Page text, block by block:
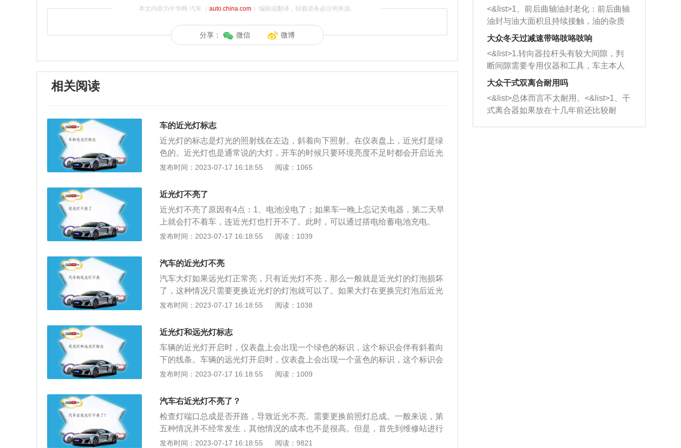
本文内容为中华网·汽车（ auto.china.com）编辑或翻译，转载请务必注明来源。
分享： 微信 微博
相关阅读
车的近光灯标志
近光灯的标志是灯光的照射线在左边，斜着向下照射。在仪表盘上，近光灯是绿
色的。近光灯也是通常说的大灯，开车的时候只要环境亮度不足时都会开启近光
灯。现在车辆灯光开关基本都是拨杆式开关和旋钮式开关，其中以拨杆式为主，
是如此，顺时针旋转到近光灯挡位上，近光灯即可点亮。汽车近光灯开启的条件
动车会车时应当使用近光灯。2、机动车在夜间没有路灯、照明不良或者遇有
雾、雨、雪、沙尘、冰雹等低能见度情况下行驶时，应当开启前照灯、示廓灯和
后位灯，但同方向行驶的后车与前车近距离行驶时，不得使用远光灯。机动车雾
强烈，而且直接照射对向车辆，使得对方驾驶员无法看清前方路面，很容易发生
交通事故。使用近光灯可以避免这种情况，要主动使用近光灯。
发布时间：2023-07-17 16:18:55 阅读：1065
近光灯不亮了
近光灯不亮了原因有4点：1、电池没电了；如果车一晚上忘记关电器，第二天早
上就会打不着车，连近光灯也打开不了。此时，可以通过搭电给蓄电池充电。
2、灯泡损坏；如果汽车大灯远光灯正常亮，只有近光灯不亮，那么一般就是近
换完灯泡后近光灯还是不亮，就需要找专业人士来检查和维修了。3、保险丝熔
找到，把熔断得保险丝更换掉即可。4、近光控制电路有故障；有可能是车灯控
制开关有问题，这种情况需要到修理店进行检修。
发布时间：2023-07-17 16:18:55 阅读：1039
汽车的近光灯不亮
汽车大灯如果远光灯正常亮，只有近光灯不亮，那么一般就是近光灯的灯泡损坏
了，这种情况只需要更换近光灯的灯泡就可以了。如果大灯在更换完灯泡后近光
灯还是不亮，就需要找专业人士来检查和维修了。汽车大灯近光灯不亮的原因有
控制系统故障等，具体原因还要到修理厂或者4s店请专业人士进行检查。汽车大
灯中的近光灯是我们在夜间行车使用的最多的，一般来说，如果车辆在城市中行
驶，车流量比较多，那么只需要开近光灯就可以了。开启近光灯既可以照亮前方
道路，也可以提到警示的作用，它不会影响对向车辆驾驶员的视线，所以比较安
全。如果车辆在高速公路或者车流量比较小、没有路灯的郊外行驶，那么可以使
过没有红绿灯的路口时最好通过变光来提示两侧车辆，提高用车的安全性。
发布时间：2023-07-17 16:18:55 阅读：1038
近光灯和远光灯标志
车辆的近光灯开启时，仪表盘上会出现一个绿色的标识，这个标识会伴有斜着向
下的线条。车辆的远光灯开启时，仪表盘上会出现一个蓝色的标识，这个标识会
伴有横着的线条。车辆的近光灯与远光灯需要按照交通情况正确使用，在夜间行
远光灯。如果遇到转弯路段，或没有路灯的十字路口，需闪烁使用远近光灯，提
车距离150米以内，更换使用近光灯。
发布时间：2023-07-17 16:18:55 阅读：1009
汽车右近光灯不亮了？
检查灯端口总成是否开路，导致近光不亮。需要更换前照灯总成。一般来说，第
五种情况并不经常发生，其他情况的成本也不是很高。但是，首先到维修站进行
故障排除，然后确定问题后再决定如何维修是非常重要的。1、电池没电了。此
发布时间：2023-07-17 16:18:55 阅读：9821
西取出来。但如果是因为积碳过多引起
的堵塞，就需要将三元催化器泡在草酸
洗剂对堵塞的情况得到解决，将清洗剂
放在燃油箱中，与燃油混合后，车辆启
动时，就可以和汽油一起进入到燃烧
室，最后形成废气排出，就可以让三元
催化器得到清洗，排气管堵塞的情况就
能够得到解决。
一圈半的练习，往右同样也要打相同的
圈数。 <&list>3、最后强调要反复练
习，这样就可以形成肌肉记忆，在真实
驾驶车辆时，不需要记忆也能打好方
向。
<&list>1、前后曲轴油封老化：前后曲轴
油封与油大面积且持续接触，油的杂质
和发动机内持续温度变化使其密封效果
逐渐减弱，导致渗油或漏油。<&list>2、
活塞间隙过大：积碳会使活塞环与缸体
的间隙扩大，导致机油流入燃烧室中，
造成烧机油。<&list>3、机油粘度。使用
机油粘度过小的话，同样会有烧机油现
象，机油粘度过小具有很好的流动性，
大众冬天过减速带咯吱咯吱响
<&list>1.转向器拉杆头有较大间隙，判
断间隙需要专用仪器和工具，车主本人
无法制作，需要将车辆送到修理厂或4s
店；<&list>2.车辆半轴套管防尘罩破
裂，破裂后会出现漏油现象，使半轴磨
损严重，磨损的半轴容易损坏，产生异
响；<&list>3.稳定器的转向胶套和球头
大众干式双离合耐用吗
<&list>总体而言不太耐用。<&list>1、干
式离合器如果放在十几年前还比较耐